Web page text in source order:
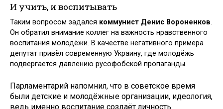
И учить, и воспитывать
Таким вопросом задался коммунист Денис Вороненков.
Он обратил внимание коллег на важность нравственного
воспитания молодёжи. В качестве негативного примера
депутат привёл современную Украину, где молодёжь
подвергается давлению русофобской пропаганды.
Парламентарий напомнил, что в советское время
были детские и молодёжные организации, идеология,
ведь именно воспитание создаёт личность